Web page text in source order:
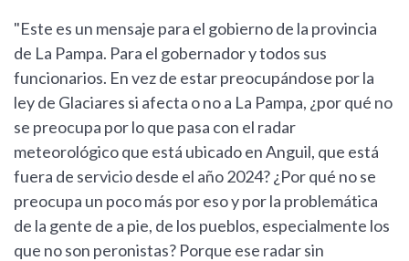
"Este es un mensaje para el gobierno de la provincia
de La Pampa. Para el gobernador y todos sus
funcionarios. En vez de estar preocupándose por la
ley de Glaciares si afecta o no a La Pampa, ¿por qué no
se preocupa por lo que pasa con el radar
meteorológico que está ubicado en Anguil, que está
fuera de servicio desde el año 2024? ¿Por qué no se
preocupa un poco más por eso y por la problemática
de la gente de a pie, de los pueblos, especialmente los
que no son peronistas? Porque ese radar sin